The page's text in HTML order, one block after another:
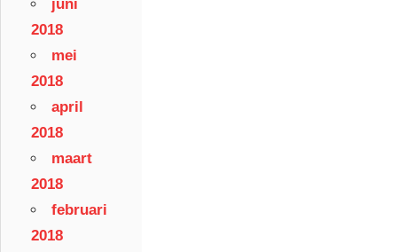
juni
2018
mei
2018
april
2018
maart
2018
februari
2018